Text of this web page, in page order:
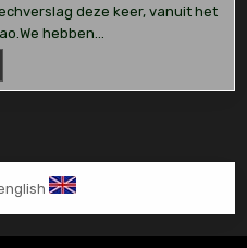
deze keer, vanuit het
hebben…